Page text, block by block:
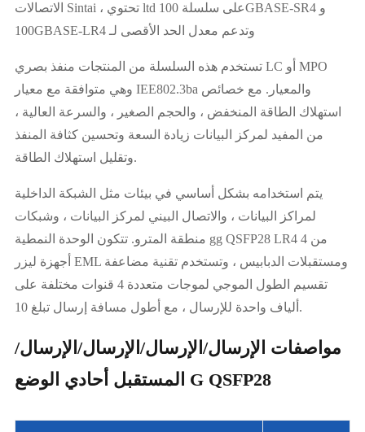
الاتصالات Sintai ، تحتوي ltd على سلسلة 100GBASE-SR4 و
100GBASE-LR4 وتدعم معدل الحد الأقصى لـ
تستخدم هذه السلسلة من المنتجات منفذ بصري LC أو MPO
وهي متوافقة مع معيار IEE802.3ba والمعيار. مع خصائص
استهلاك الطاقة المنخفض ، والحجم الصغير ، والسرعة العالية ،
من المفيد لمركز البيانات زيادة السعة وتحسين كثافة المنفذ
وتقليل استهلاك الطاقة.
يتم استخدامه بشكل أساسي في بيئات مثل الشبكة الداخلية
لمراكز البيانات ، والاتصال البيني لمركز البيانات ، وشبكات
منطقة المترو. تتكون الوحدة النمطية gg QSFP28 LR4 من 4
أجهزة ليزر EML ومستقبلات الدبابيس ، وتستخدم تقنية مضاعفة
تقسيم الطول الموجي لموجات متعددة 4 قنوات مختلفة على
ألياف واحدة للإرسال ، مع أطول مسافة إرسال تبلغ 10.
مواصفات الإرسال/الإرسال/الإرسال/الإرسال/
المستقبل أحادي الوضع G QSFP28